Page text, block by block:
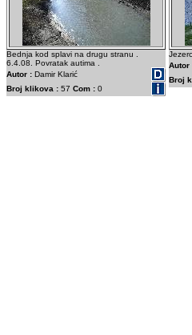
Bednja kod splavi na drugu stranu .
6.4.08. Povratak autima .
Autor : Damir Klarić
Broj klikova : 57 Com : 0
Autor
Broj